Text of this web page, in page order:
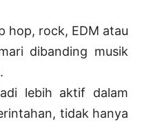
hop, rock, EDM atau
dibanding musik
lebih aktif dalam
tidak hanya